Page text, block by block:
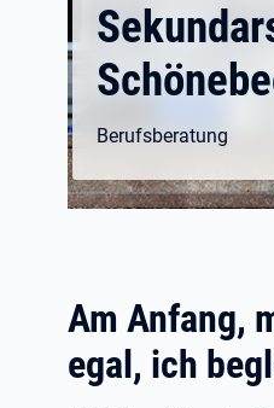
Berufsberatung
Am Anfang,
egal, ich